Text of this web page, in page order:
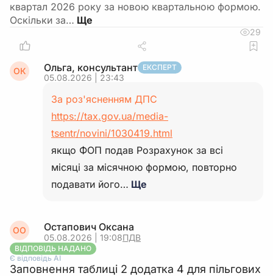
квартал 2026 року за новою квартальною формою.
Оскільки за…
29
ОК Ольга, консультант ЕКСПЕРТ
05.08.2026 | 23:43
За роз'ясненням ДПС
https://tax.gov.ua/media-
tsentr/novini/1030419.html
якщо ФОП подав Розрахунок за всі
місяці за місячною формою, повторно
подавати його… Ще
ОО Остапович Оксана
05.08.2026 | 19:08ПДВ
ВІДПОВІДЬ НАДАНО
Є відповідь АІ
Заповнення таблиці 2 додатка 4 для пільгових